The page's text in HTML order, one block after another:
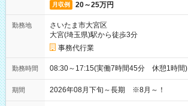
月収例 20～25万円
勤務地
さいたま市大宮区
大宮(埼玉県)駅から徒歩3分
事務代行業
勤務時間 08:30～17:15(実働7時間45分 休憩1時間)
期間 2026年08月下旬～長期 ※8月～！